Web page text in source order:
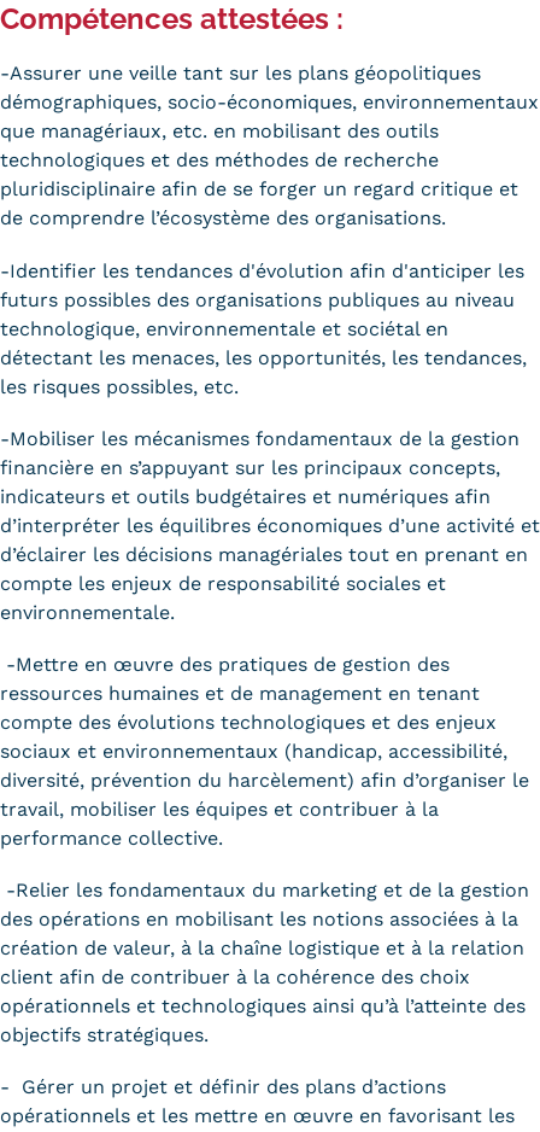
Compétences attestées :
-Assurer une veille tant sur les plans géopolitiques
démographiques, socio-économiques, environnementaux
que managériaux, etc. en mobilisant des outils
technologiques et des méthodes de recherche
pluridisciplinaire afin de se forger un regard critique et
de comprendre l’écosystème des organisations.
-Identifier les tendances d'évolution afin d'anticiper les
futurs possibles des organisations publiques au niveau
technologique, environnementale et sociétal en
détectant les menaces, les opportunités, les tendances,
les risques possibles, etc.
-Mobiliser les mécanismes fondamentaux de la gestion
financière en s’appuyant sur les principaux concepts,
indicateurs et outils budgétaires et numériques afin
d’interpréter les équilibres économiques d’une activité et
d’éclairer les décisions managériales tout en prenant en
compte les enjeux de responsabilité sociales et
environnementale.
-Mettre en œuvre des pratiques de gestion des
ressources humaines et de management en tenant
compte des évolutions technologiques et des enjeux
sociaux et environnementaux (handicap, accessibilité,
diversité, prévention du harcèlement) afin d’organiser le
travail, mobiliser les équipes et contribuer à la
performance collective.
-Relier les fondamentaux du marketing et de la gestion
des opérations en mobilisant les notions associées à la
création de valeur, à la chaîne logistique et à la relation
client afin de contribuer à la cohérence des choix
opérationnels et technologiques ainsi qu’à l’atteinte des
objectifs stratégiques.
- Gérer un projet et définir des plans d’actions
opérationnels et les mettre en œuvre en favorisant les